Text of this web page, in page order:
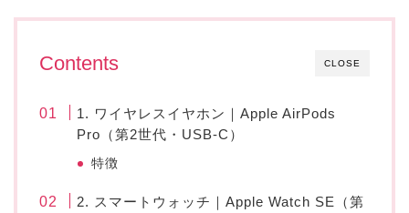
CLOSE
Contents
1. ワイヤレスイヤホン｜Apple AirPods
Pro（第2世代・USB-C）
特徴
2. スマートウォッチ｜Apple Watch SE（第